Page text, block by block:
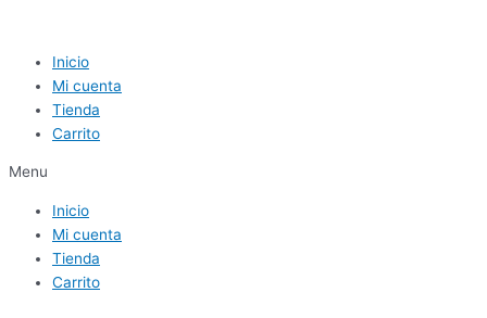
Inicio
Mi cuenta
Tienda
Carrito
Menu
Inicio
Mi cuenta
Tienda
Carrito